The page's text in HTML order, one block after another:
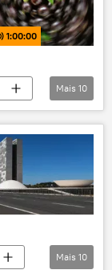
1:00:00
Mais 10
Mais 10